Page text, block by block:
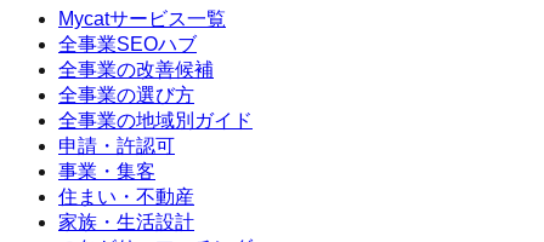
Mycatサービス一覧
全事業SEOハブ
全事業の改善候補
全事業の選び方
全事業の地域別ガイド
申請・許認可
事業・集客
住まい・不動産
家族・生活設計